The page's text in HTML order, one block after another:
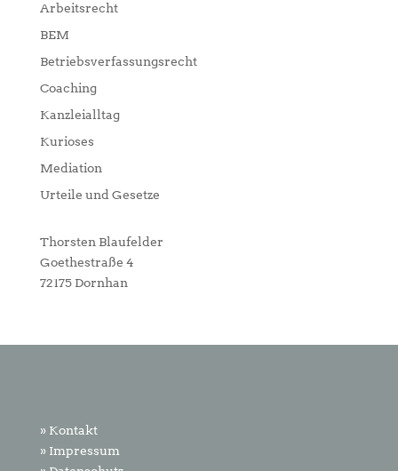
Arbeitsrecht
BEM
Betriebsverfassungsrecht
Coaching
Kanzleialltag
Kurioses
Mediation
Urteile und Gesetze
Thorsten Blaufelder
Goethestraße 4
72175 Dornhan
» Kontakt
» Impressum